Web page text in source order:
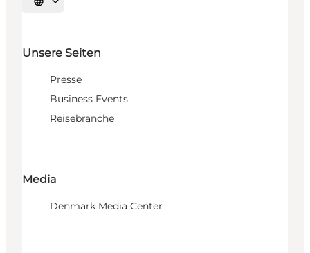
Sprache auswählen
Unsere Seiten
Presse
Business Events
Reisebranche
Media
Denmark Media Center